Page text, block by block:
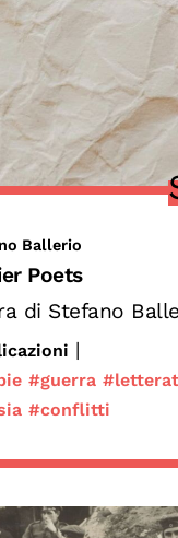
Ballerio
Poets
di Stefano
|
#guerra
#conflitti